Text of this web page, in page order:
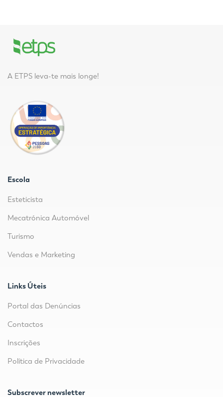
A ETPS leva-te mais longe!
Escola
Esteticista
Mecatrónica Automóvel
Turismo
Vendas e Marketing
Links Úteis
Portal das Denúncias
Contactos
Inscrições
Política de Privacidade
Subscrever newsletter